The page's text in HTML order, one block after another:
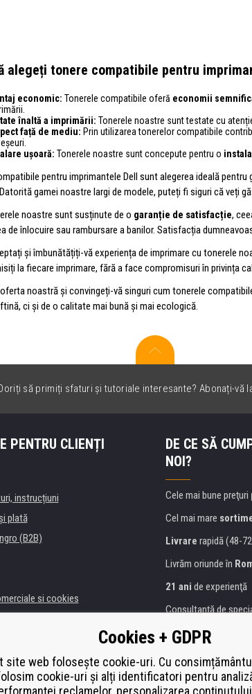
alegeți tonere compatibile pentru
economic: Tonerele compatibile oferă economii
înaltă a imprimării: Tonerele noastre sunt testate cu
față de mediu: Prin utilizarea tonerelor compatibile
ușoară: Tonerele noastre sunt concepute pentru o
pentru imprimantele Dell sunt alegerea ideală
gamei noastre largi de modele, puteți fi siguri că veți
noastre sunt susținute de o garanție de satisfacție,
de înlocuire sau rambursare a banilor. Satisfacția
și îmbunătățiți-vă experiența de imprimare cu tonerele
la fiecare imprimare, fără a face compromisuri în privința
noastră și convingeți-vă singuri cum tonerele
ci și de o calitate mai bună și mai ecologică.
să primiți sfaturi și tutoriale interesante? Abonați-vă
PENTRU CLIENȚI
instrucțiuni
plată
(B2B)
si cookies
imprimante
de înlocuire
DE CE SĂ
NOI?
Cele mai bune preţuri
Cel mai mare
Livrare rapidă (48-
Livrăm oriunde în
21 ani de experienţă
Consultanţă de
Abordarea amabilă
certificat
Platăsecurizată
Cookies + GDPR
site web folosește cookie-uri. Cu
cookie-uri și alți identificatori pentru
reclamelor, personalizarea